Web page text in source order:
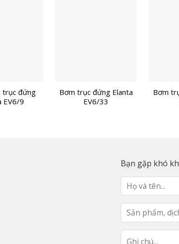
trục đứng
EV6/9
Bơm trục đứng Elanta
EV6/33
Bơm
Bạn gặp khó